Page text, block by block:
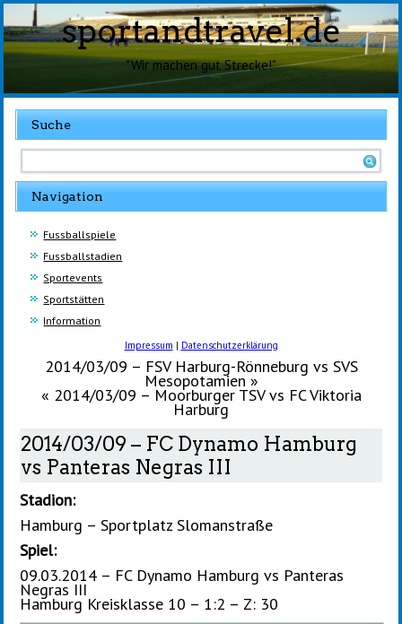
sportandtravel.de
"Wir machen gut Strecke!"
Suche
Navigation
Fussballspiele
Fussballstadien
Sportevents
Sportstätten
Information
Impressum | Datenschutzerklärung
2014/03/09 – FSV Harburg-Rönneburg vs SVS
Mesopotamien »
« 2014/03/09 – Moorburger TSV vs FC Viktoria
Harburg
2014/03/09 – FC Dynamo Hamburg
vs Panteras Negras III
Stadion:
Hamburg – Sportplatz Slomanstraße
Spiel:
09.03.2014 – FC Dynamo Hamburg vs Panteras
Negras III
Hamburg Kreisklasse 10 – 1:2 – Z: 30